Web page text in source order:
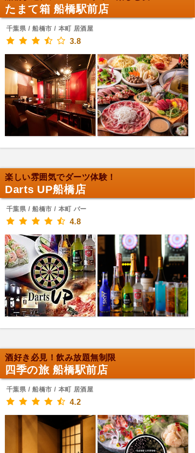
たまて箱 船橋駅前店
千葉県 / 船橋市 / 本町 居酒屋
3.8
楽しい雰囲気でダーツ体験！
Darts UP船橋店
千葉県 / 船橋市 / 本町 バー
4.8
酒好き必見！飲み放題無制限
四季の旅 船橋駅前店
千葉県 / 船橋市 / 本町 居酒屋
4.2